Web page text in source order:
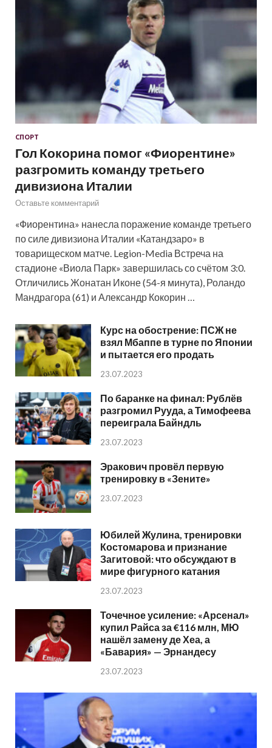
СПОРТ
Гол Кокорина помог «Фиорентине»
разгромить команду третьего
дивизиона Италии
Оставьте комментарий
«Фиорентина» нанесла поражение команде третьего
по силе дивизиона Италии «Катандзаро» в
товарищеском матче. Legion-Media Встреча на
стадионе «Виола Парк» завершилась со счётом 3:0.
Отличились Жонатан Иконе (54-я минута), Роландо
Мандрагора (61) и Александр Кокорин …
Курс на обострение: ПСЖ не
взял Мбаппе в турне по Японии
и пытается его продать
23.07.2023
По баранке на финал: Рублёв
разгромил Рууда, а Тимофеева
переиграла Байндль
23.07.2023
Эракович провёл первую
тренировку в «Зените»
23.07.2023
Юбилей Жулина, тренировки
Костомарова и признание
Загитовой: что обсуждают в
мире фигурного катания
23.07.2023
Точечное усиление: «Арсенал»
купил Райса за €116 млн, МЮ
нашёл замену де Хеа, а
«Бавария» — Эрнандесу
23.07.2023